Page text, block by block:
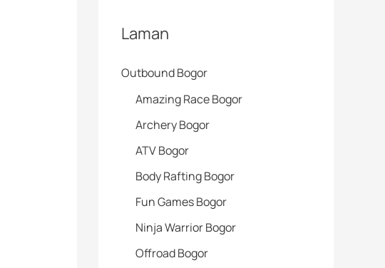
Laman
Outbound Bogor
Amazing Race Bogor
Archery Bogor
ATV Bogor
Body Rafting Bogor
Fun Games Bogor
Ninja Warrior Bogor
Offroad Bogor